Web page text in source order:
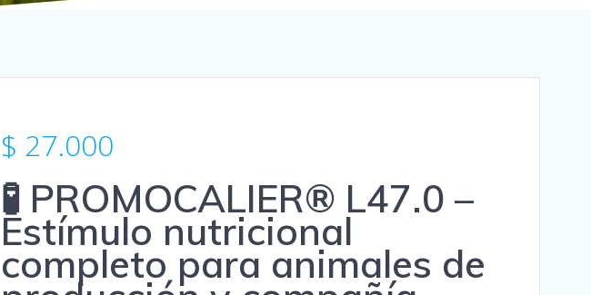
$ 27.000
🧪 PROMOCALIER® L47.0 –
Estímulo nutricional
completo para animales de